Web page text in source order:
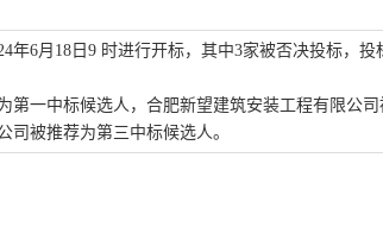
年6月 18 日 9 时进行开标，其中3家被否决投标，投
第一中标候选人 ， 合肥新望建筑安装工程有限公司
司 被推荐为第三中标候选人。